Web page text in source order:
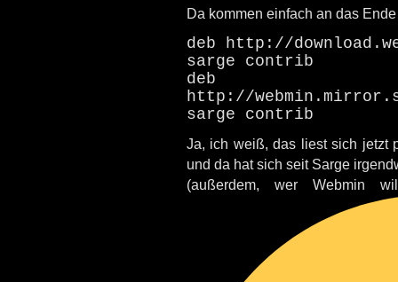
Da kommen einfach an das
deb http://
sarge contrib
deb
http://
sarge contrib
Ja, ich weiß, das liest sich jetzt
und da hat sich seit Sarge
(außerdem, wer Webmin